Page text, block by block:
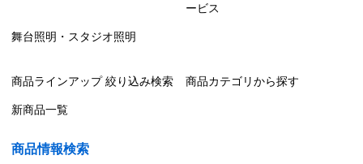
ービス
舞台照明・スタジオ照明
商品ラインアップ 絞り込み検索 商品カテゴリから探す
新商品一覧
商品情報検索